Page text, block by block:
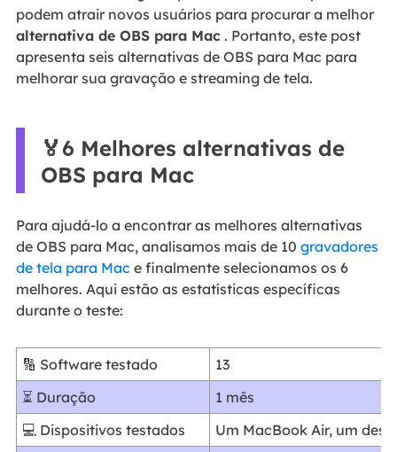
podem atrair novos usuários para procurar a melhor
alternativa de OBS para Mac. Portanto, este post
apresenta seis alternativas de OBS para Mac para
melhorar sua gravação e streaming de tela.
🏅6 Melhores alternativas de
OBS para Mac
Para ajudá-lo a encontrar as melhores alternativas
de OBS para Mac, analisamos mais de 10 gravadores
de tela para Mac e finalmente selecionamos os 6
melhores. Aqui estão as estatísticas específicas
durante o teste:
🔢 Software testado
13
⏳ Duração
1 mês
💻 Dispositivos testados
Um MacBook Air, um